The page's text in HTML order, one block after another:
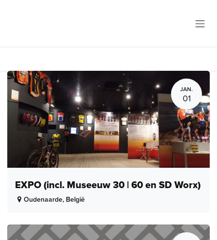
JAN.
01
EXPO (incl. Museeuw 30 | 60 en SD Worx)
Oudenaarde, België